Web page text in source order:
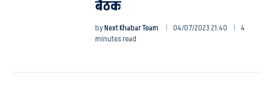
बैठक
byNext Khabar Team 04/07/2023 21:40
4
minutes read